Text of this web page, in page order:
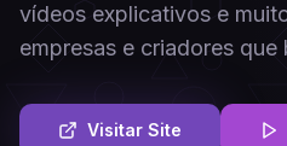
vídeos explicativos e
empresas e criadores
Visitar Site